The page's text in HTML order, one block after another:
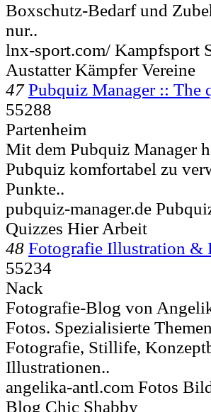
Boxschutz-Bedarf und
nur..
lnx-sport.com/ Kampfsport
Austatter Kämpfer Vereine
47 Pubquiz Manager :: The
55288
Partenheim
Mit dem Pubquiz Manager
Pubquiz komfortabel zu
Punkte..
pubquiz-manager.de
Quizzes Hier Arbeit
48 Fotografie Illustration &
55234
Nack
Fotografie-Blog von
Fotos. Spezialisierte
Fotografie, Stillife,
Illustrationen..
angelika-antl.com Fotos
Blog Chic Shabby